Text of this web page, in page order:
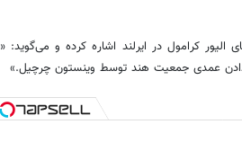
کرامول در ایرلند اشاره کرده و می‌گوید:
عمدی جمعیت هند توسط وینستون چرچیل.»